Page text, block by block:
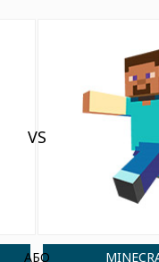
VS
АБО